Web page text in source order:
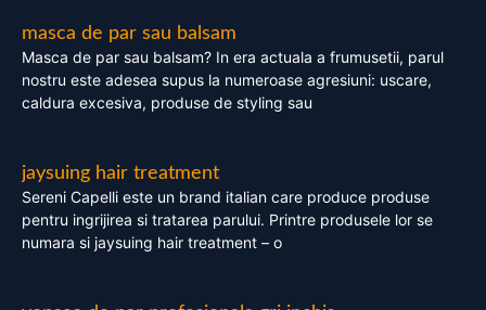
masca de par sau balsam
Masca de par sau balsam? In era actuala a frumusetii, parul
nostru este adesea supus la numeroase agresiuni: uscare,
caldura excesiva, produse de styling sau
jaysuing hair treatment
Sereni Capelli este un brand italian care produce produse
pentru ingrijirea si tratarea parului. Printre produsele lor se
numara si jaysuing hair treatment – o